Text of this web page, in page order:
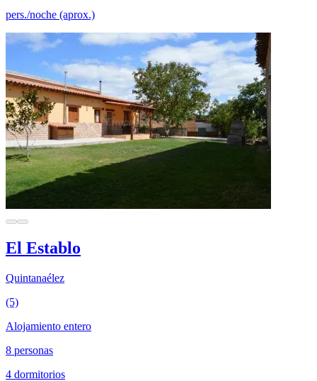
pers./noche (aprox.)
El Establo
Quintanaélez
(5)
Alojamiento entero
8 personas
4 dormitorios